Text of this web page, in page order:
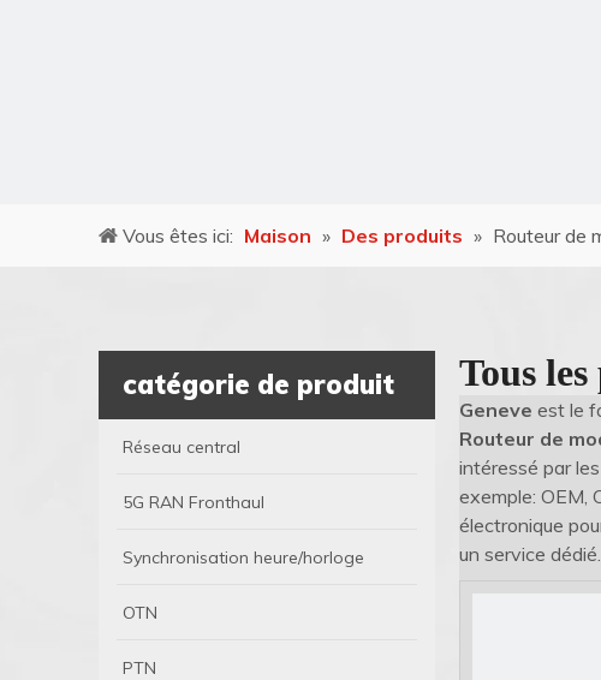
Vous êtes ici: Maison » Des produits » Routeur de
catégorie de produit
Réseau central
5G RAN Fronthaul
Synchronisation heure/horloge
OTN
PTN
Tous
Geneve est le
Routeur de
intéressé par
exemple: OEM,
électronique
un service dédié.